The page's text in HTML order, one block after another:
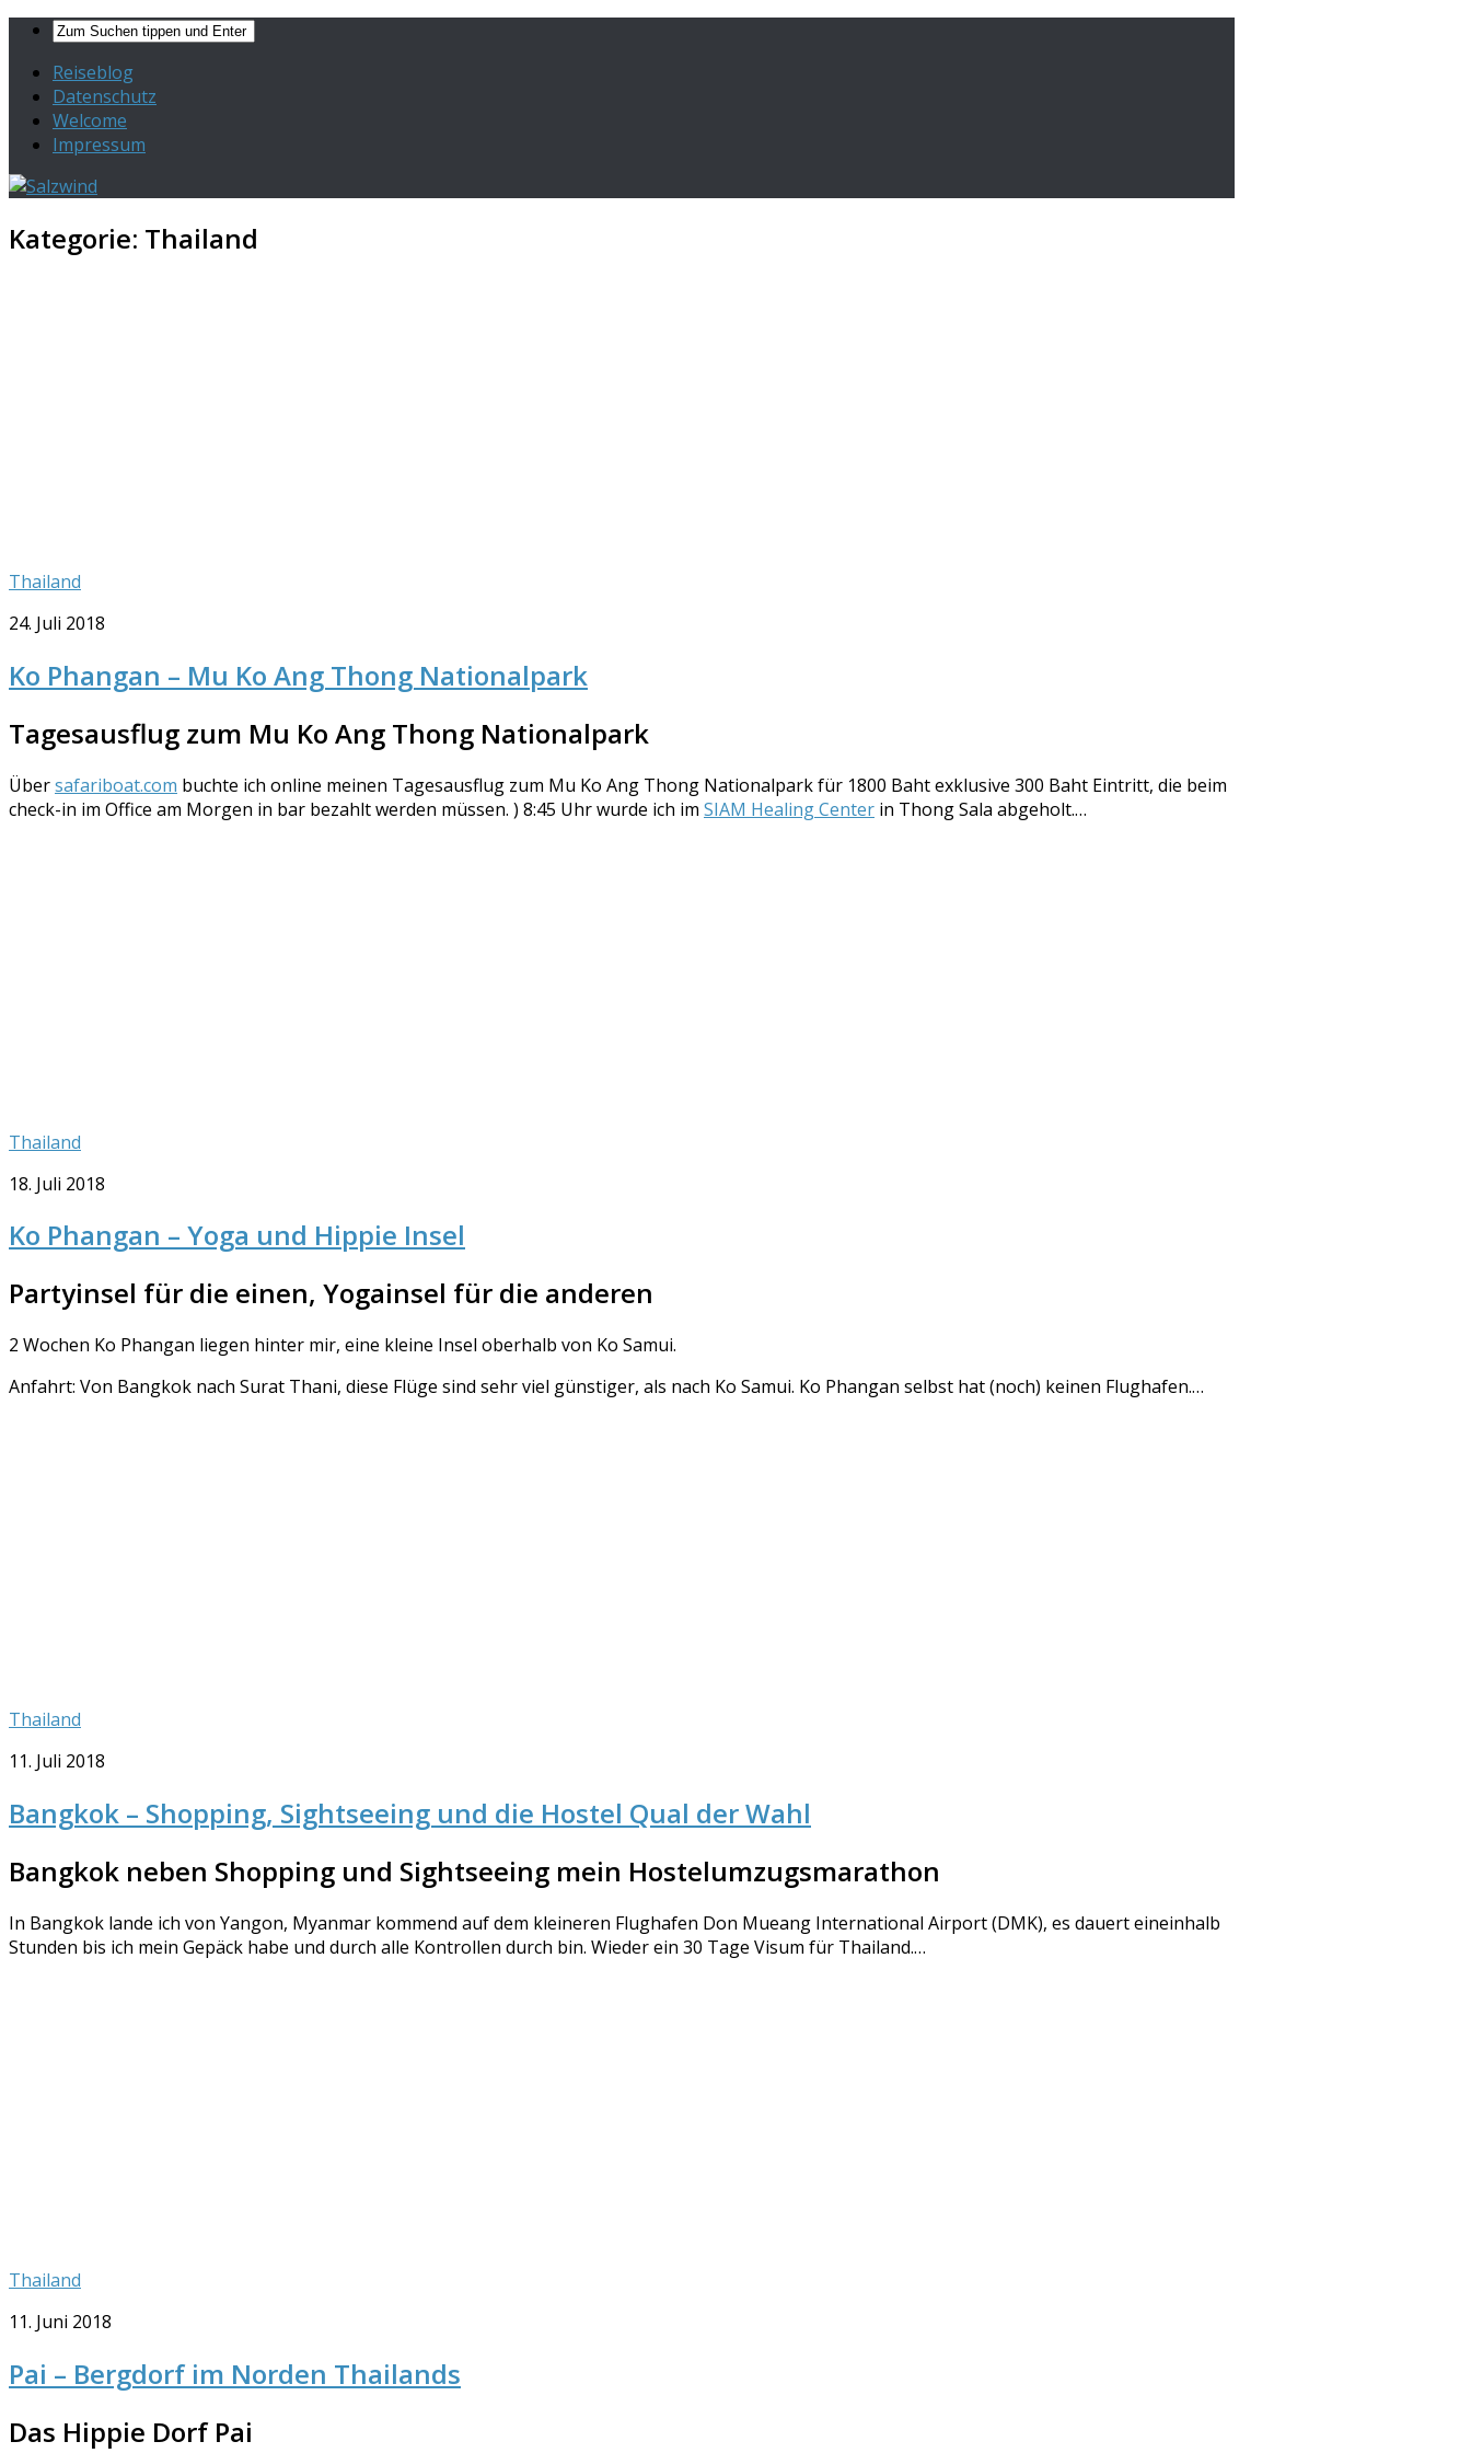
Reiseblog
Datenschutz
Welcome
Impressum
Kategorie: Thailand
Thailand
24. Juli 2018
Ko Phangan – Mu Ko Ang Thong Nationalpark
Tagesausflug zum Mu Ko Ang Thong Nationalpark
Übersafariboat.com buchte ich online meinen Tagesausflug zum Mu Ko Ang Thong Nationalpark für 1800 Baht exklusive 300 Baht Eintritt, die beim
check-in im Office am Morgen in bar bezahlt werden müssen. ) 8:45 Uhr wurde ich im SIAM Healing Center in Thong Sala abgeholt.…
Thailand
18. Juli 2018
Ko Phangan – Yoga und Hippie Insel
Partyinsel für die einen, Yogainsel für die anderen
2 Wochen Ko Phangan liegen hinter mir, eine kleine Insel oberhalb von Ko Samui.
Anfahrt: Von Bangkok nach Surat Thani, diese Flüge sind sehr viel günstiger, als nach Ko Samui. Ko Phangan selbst hat (noch) keinen Flughafen.…
Thailand
11. Juli 2018
Bangkok – Shopping, Sightseeing und die Hostel Qual der Wahl
Bangkok neben Shopping und Sightseeing mein Hostelumzugsmarathon
In Bangkok lande ich von Yangon, Myanmar kommend auf dem kleineren Flughafen Don Mueang International Airport (DMK), es dauert eineinhalb
Stunden bis ich mein Gepäck habe und durch alle Kontrollen durch bin. Wieder ein 30 Tage Visum für Thailand.…
Thailand
11. Juni 2018
Pai – Bergdorf im Norden Thailands
Das Hippie Dorf Pai